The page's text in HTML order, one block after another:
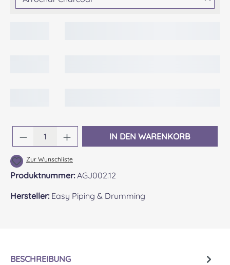
Produkt Anzahl: Gib den gewünschten
IN DEN WARENKORB
Zur Wunschliste
Produktnummer:AGJ002.12
Hersteller: Easy Piping & Drumming
BESCHREIBUNG